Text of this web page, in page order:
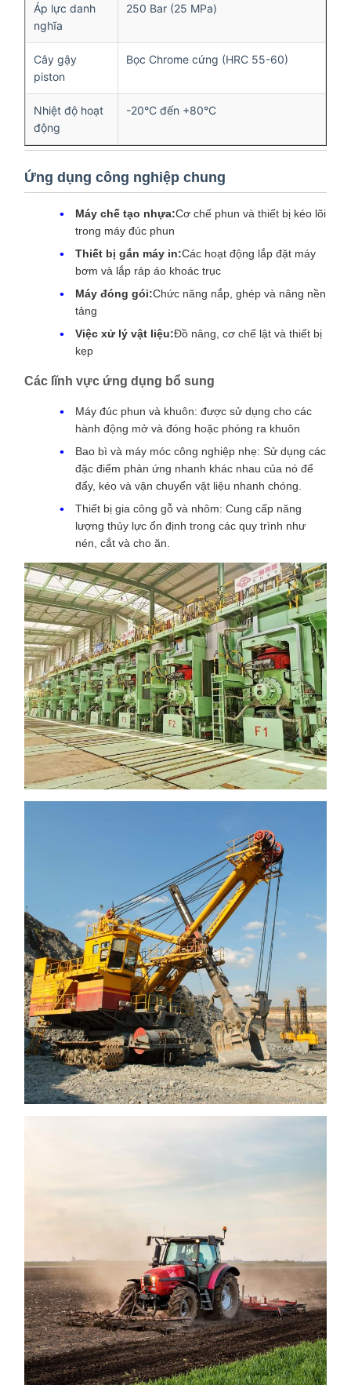
Áp lực danh
nghĩa
250 Bar (25 MPa)
Cây gậy
piston
Bọc Chrome cứng (HRC 55-60)
Nhiệt độ hoạt
động
-20°C đến +80°C
Ứng dụng công nghiệp chung
Máy chế tạo nhựa:Cơ chế phun và thiết bị kéo lõi
trong máy đúc phun
Thiết bị gắn máy in:Các hoạt động lắp đặt máy
bơm và lắp ráp áo khoác trục
Máy đóng gói:Chức năng nắp, ghép và nâng nền
tảng
Việc xử lý vật liệu:Đồ nâng, cơ chế lật và thiết bị
kẹp
Các lĩnh vực ứng dụng bổ sung
Máy đúc phun và khuôn: được sử dụng cho các
hành động mở và đóng hoặc phóng ra khuôn
Bao bì và máy móc công nghiệp nhẹ: Sử dụng các
đặc điểm phản ứng nhanh khác nhau của nó để
đẩy, kéo và vận chuyển vật liệu nhanh chóng.
Thiết bị gia công gỗ và nhôm: Cung cấp năng
lượng thủy lực ổn định trong các quy trình như
nén, cắt và cho ăn.